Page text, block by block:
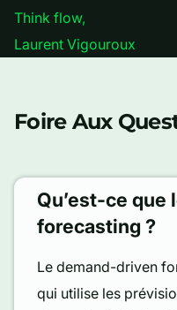
Think flow,
Laurent Vigouroux
Foire Aux
Qu’est-ce que
forecasting ?
Le demand-driven
qui utilise les